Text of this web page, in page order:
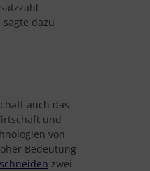
dazu
auch das
und
von
Bedeutung
zwei